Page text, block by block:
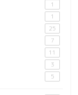
1
1
25
7
11
3
5